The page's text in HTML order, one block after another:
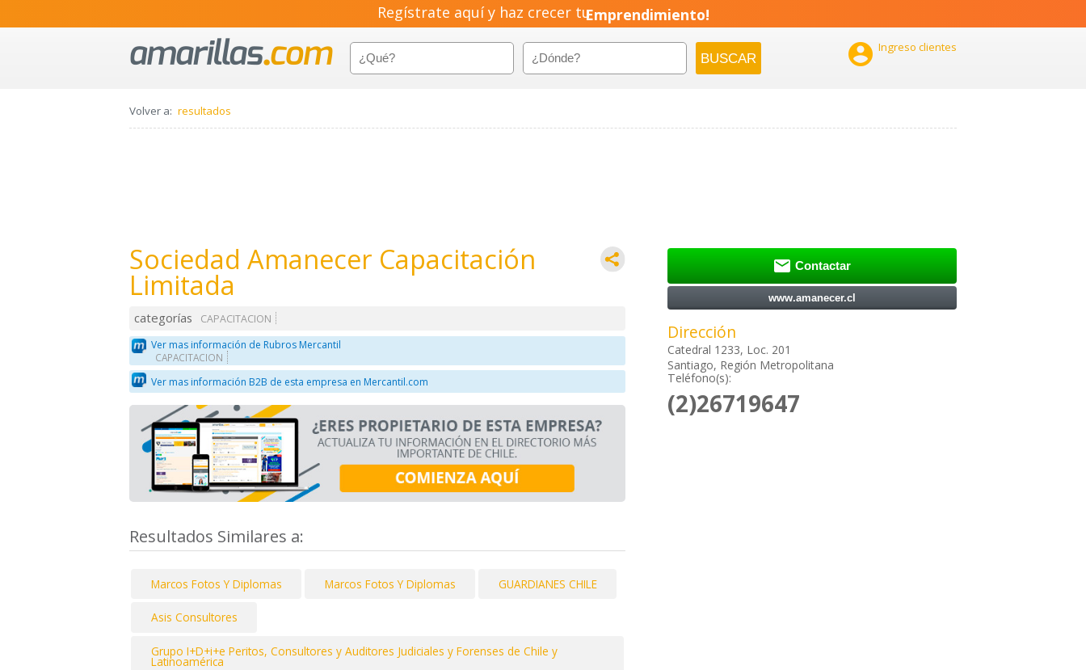
Regístrate aquí y haz crecer tuEmprendimiento!
 Ingreso clientes
Volver a: resultados
Sociedad Amanecer Capacitación
Limitada
categorías
CAPACITACION
Ver mas información de Rubros Mercantil
CAPACITACION
Ver mas información B2B de esta empresa en Mercantil.com
Resultados Similares a:
Marcos Fotos Y Diplomas Marcos Fotos Y Diplomas GUARDIANES CHILE
Asis Consultores
Grupo I+D+i+e Peritos, Consultores y Auditores Judiciales y Forenses de Chile y
Latinoamérica
 Contactar
www.amanecer.cl
Dirección
Catedral 1233, Loc. 201
Santiago, Región Metropolitana
Teléfono(s):
(2)26719647